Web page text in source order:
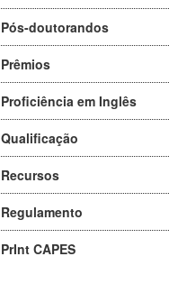
Pós-doutorandos
Prêmios
Proficiência em Inglês
Qualificação
Recursos
Regulamento
PrInt CAPES